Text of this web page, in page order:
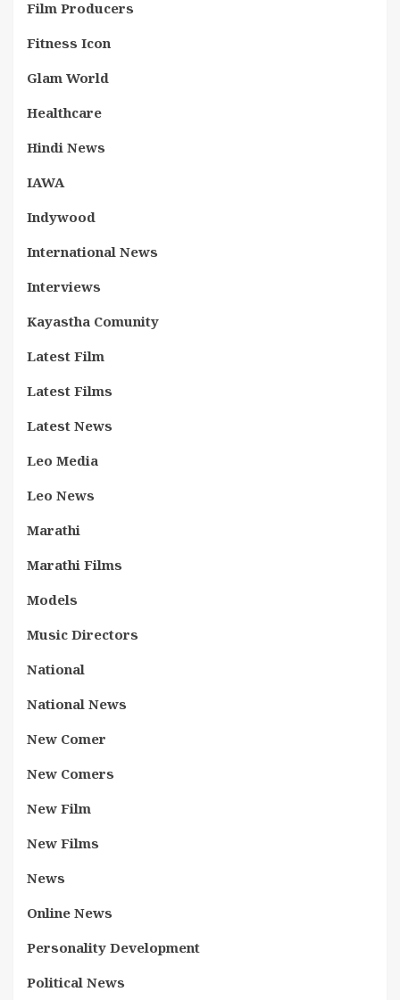
Film Producers
Fitness Icon
Glam World
Healthcare
Hindi News
IAWA
Indywood
International News
Interviews
Kayastha Comunity
Latest Film
Latest Films
Latest News
Leo Media
Leo News
Marathi
Marathi Films
Models
Music Directors
National
National News
New Comer
New Comers
New Film
New Films
News
Online News
Personality Development
Political News